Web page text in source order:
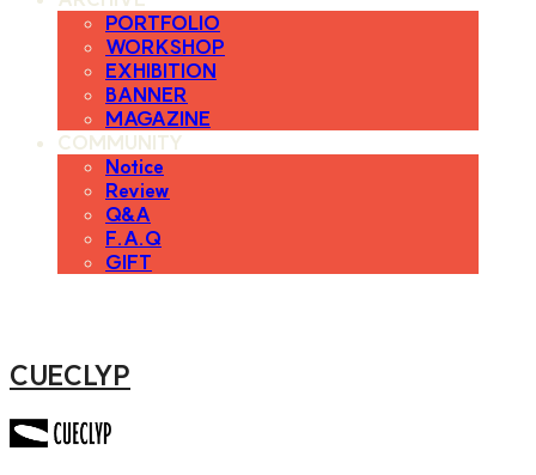
PORTFOLIO
WORKSHOP
EXHIBITION
BANNER
MAGAZINE
COMMUNITY
Notice
Review
Q&A
F.A.Q
GIFT
CUECLYP